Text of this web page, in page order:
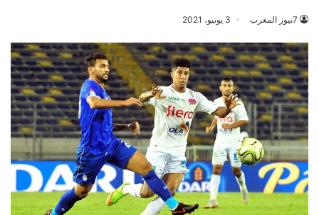
7نيوز المغرب 3 يونيو، 2021